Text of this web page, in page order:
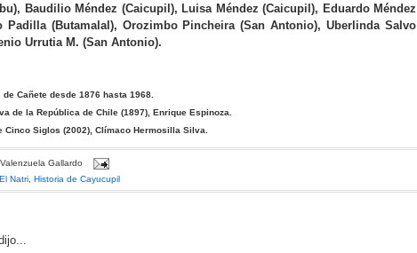
Baudilio Méndez (Caicupil), Luisa Méndez (Caicupil), Eduardo Méndez
Padilla (Butamalal), Orozimbo Pincheira (San Antonio), Uberlinda Salvo
Urrutia M. (San Antonio).
Cañete desde 1876 hasta 1968.
de la República de Chile (1897), Enrique Espinoza.
Cinco Siglos (2002), Clímaco Hermosilla Silva.
Gallardo
El Natri, Historia de Cayucupil